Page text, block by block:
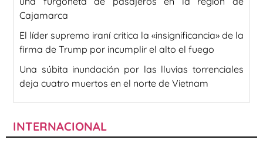
Cajamarca
El líder supremo iraní critica la «insignificancia» de la
firma de Trump por incumplir el alto el fuego
Una súbita inundación por las lluvias torrenciales
deja cuatro muertos en el norte de Vietnam
INTERNACIONAL